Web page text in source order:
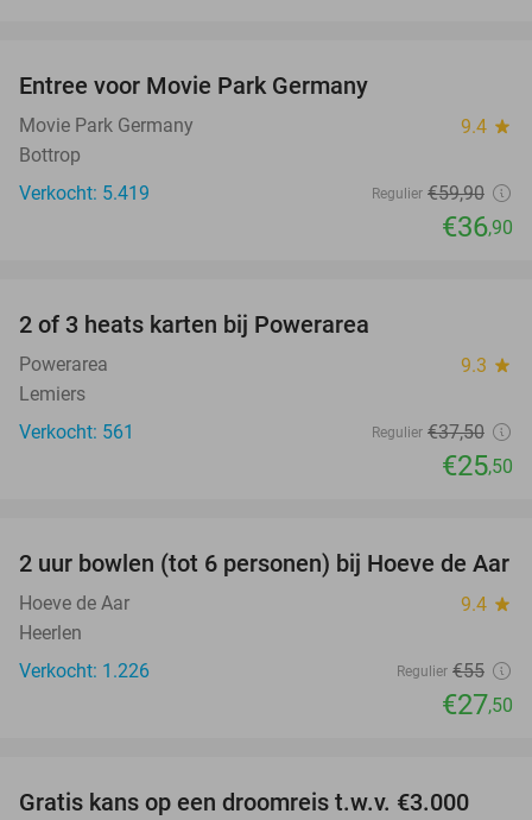
Entree voor Movie Park Germany
Movie Park Germany 9.4 star
Bottrop
Verkocht: 5.419
Regulier €59,90
€36,90
2 of 3 heats karten bij Powerarea
Powerarea 9.3 star
Lemiers
Verkocht: 561
Regulier €37,50
€25,50
50%
2 uur bowlen (tot 6 personen) bij Hoeve de Aar
Hoeve de Aar 9.4 star
Heerlen
Verkocht: 1.226
Regulier €55
€27,50
Gratis kans op een droomreis t.w.v. €3.000